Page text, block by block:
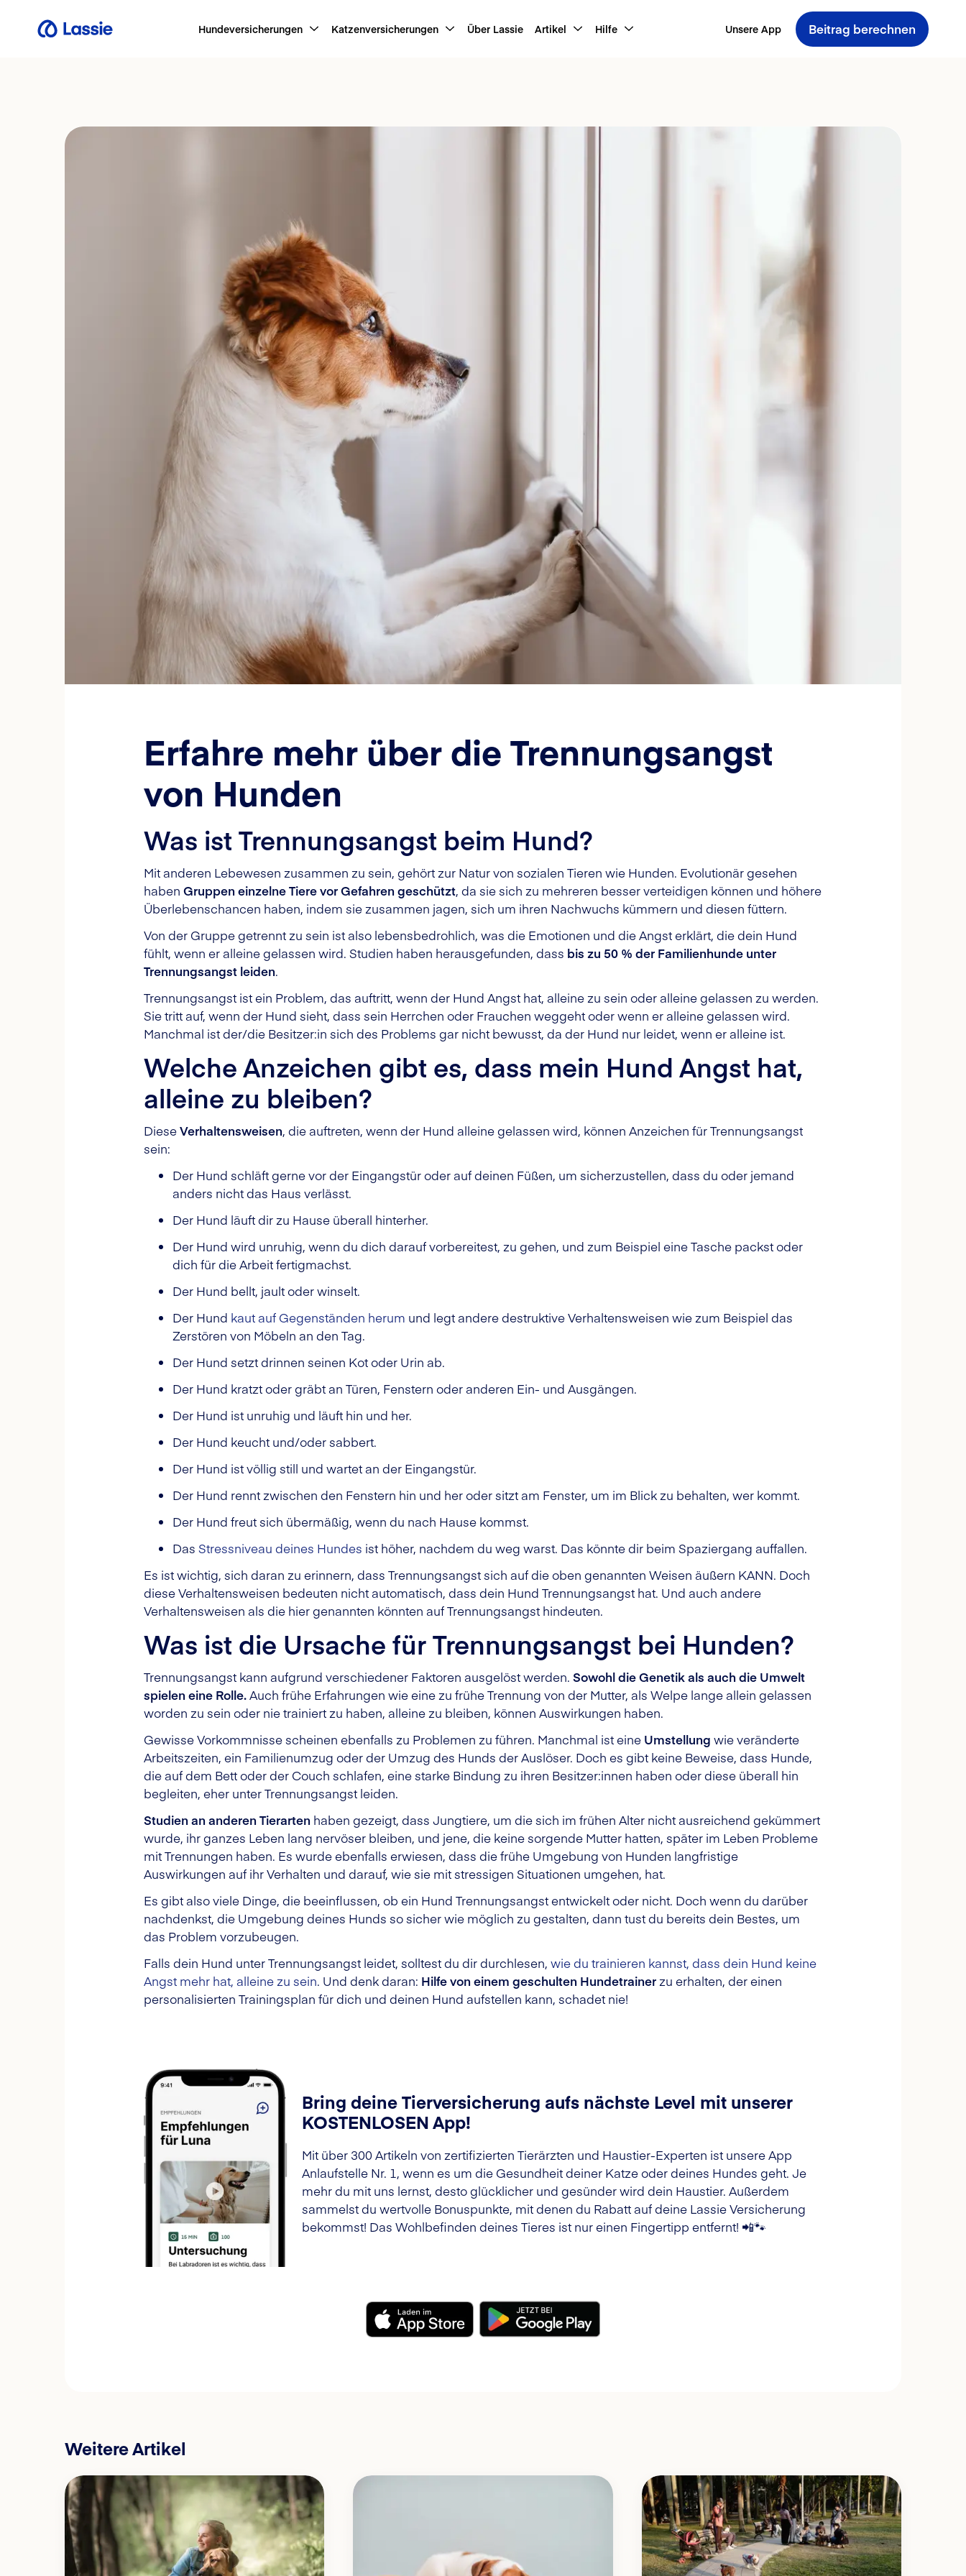
Hundeversicherungen Katzenversicherungen Über Lassie Artikel Hilfe Unsere App Beitrag berechnen
Erfahre mehr über die Trennungsangst
von Hunden
Was ist Trennungsangst beim Hund?
Mit anderen Lebewesen zusammen zu sein, gehört zur Natur von sozialen Tieren wie Hunden. Evolutionär gesehen
haben Gruppen einzelne Tiere vor Gefahren geschützt, da sie sich zu mehreren besser verteidigen können und höhere
Überlebenschancen haben, indem sie zusammen jagen, sich um ihren Nachwuchs kümmern und diesen füttern.
Von der Gruppe getrennt zu sein ist also lebensbedrohlich, was die Emotionen und die Angst erklärt, die dein Hund
fühlt, wenn er alleine gelassen wird. Studien haben herausgefunden, dass bis zu 50 % der Familienhunde unter
Trennungsangst leiden.
Trennungsangst ist ein Problem, das auftritt, wenn der Hund Angst hat, alleine zu sein oder alleine gelassen zu werden.
Sie tritt auf, wenn der Hund sieht, dass sein Herrchen oder Frauchen weggeht oder wenn er alleine gelassen wird.
Manchmal ist der/die Besitzer:in sich des Problems gar nicht bewusst, da der Hund nur leidet, wenn er alleine ist.
Welche Anzeichen gibt es, dass mein Hund Angst hat,
alleine zu bleiben?
DieseVerhaltensweisen, die auftreten, wenn der Hund alleine gelassen wird, können Anzeichen für Trennungsangst
sein:
Der Hund schläft gerne vor der Eingangstür oder auf deinen Füßen, um sicherzustellen, dass du oder jemand
anders nicht das Haus verlässt.
Der Hund läuft dir zu Hause überall hinterher.
Der Hund wird unruhig, wenn du dich darauf vorbereitest, zu gehen, und zum Beispiel eine Tasche packst oder
dich für die Arbeit fertigmachst.
Der Hund bellt, jault oder winselt.
Der Hund kaut auf Gegenständen herum und legt andere destruktive Verhaltensweisen wie zum Beispiel das
Zerstören von Möbeln an den Tag.
Der Hund setzt drinnen seinen Kot oder Urin ab.
Der Hund kratzt oder gräbt an Türen, Fenstern oder anderen Ein- und Ausgängen.
Der Hund ist unruhig und läuft hin und her.
Der Hund keucht und/oder sabbert.
Der Hund ist völlig still und wartet an der Eingangstür.
Der Hund rennt zwischen den Fenstern hin und her oder sitzt am Fenster, um im Blick zu behalten, wer kommt.
Der Hund freut sich übermäßig, wenn du nach Hause kommst.
Das Stressniveau deines Hundes ist höher, nachdem du weg warst. Das könnte dir beim Spaziergang auffallen.
Es ist wichtig, sich daran zu erinnern, dass Trennungsangst sich auf die oben genannten Weisen äußern KANN. Doch
diese Verhaltensweisen bedeuten nicht automatisch, dass dein Hund Trennungsangst hat. Und auch andere
Verhaltensweisen als die hier genannten könnten auf Trennungsangst hindeuten.
Was ist die Ursache für Trennungsangst bei Hunden?
Trennungsangst kann aufgrund verschiedener Faktoren ausgelöst werden. Sowohl die Genetik als auch die Umwelt
spielen eine Rolle.Auch frühe Erfahrungen wie eine zu frühe Trennung von der Mutter, als Welpe lange allein gelassen
worden zu sein oder nie trainiert zu haben, alleine zu bleiben, können Auswirkungen haben.
Gewisse Vorkommnisse scheinen ebenfalls zu Problemen zu führen. Manchmal ist eine Umstellung wie veränderte
Arbeitszeiten, ein Familienumzug oder der Umzug des Hunds der Auslöser. Doch es gibt keine Beweise, dass Hunde,
die auf dem Bett oder der Couch schlafen, eine starke Bindung zu ihren Besitzer:innen haben oder diese überall hin
begleiten, eher unter Trennungsangst leiden.
Studien an anderen Tierarten haben gezeigt, dass Jungtiere, um die sich im frühen Alter nicht ausreichend gekümmert
wurde, ihr ganzes Leben lang nervöser bleiben, und jene, die keine sorgende Mutter hatten, später im Leben Probleme
mit Trennungen haben. Es wurde ebenfalls erwiesen, dass die frühe Umgebung von Hunden langfristige
Auswirkungen auf ihr Verhalten und darauf, wie sie mit stressigen Situationen umgehen, hat.
Es gibt also viele Dinge, die beeinflussen, ob ein Hund Trennungsangst entwickelt oder nicht. Doch wenn du darüber
nachdenkst, die Umgebung deines Hunds so sicher wie möglich zu gestalten, dann tust du bereits dein Bestes, um
das Problem vorzubeugen.
Falls dein Hund unter Trennungsangst leidet, solltest du dir durchlesen, wie du trainieren kannst, dass dein Hund keine
Angst mehr hat, alleine zu sein. Und denk daran: Hilfe von einem geschulten Hundetrainerzu erhalten, der einen
personalisierten Trainingsplan für dich und deinen Hund aufstellen kann, schadet nie!
Bring deine Tierversicherung aufs nächste Level mit unserer
KOSTENLOSEN App!
Mit über 300 Artikeln von zertifizierten Tierärzten und Haustier-Experten ist unsere App
Anlaufstelle Nr. 1, wenn es um die Gesundheit deiner Katze oder deines Hundes geht. Je
mehr du mit uns lernst, desto glücklicher und gesünder wird dein Haustier. Außerdem
sammelst du wertvolle Bonuspunkte, mit denen du Rabatt auf deine Lassie Versicherung
bekommst! Das Wohlbefinden deines Tieres ist nur einen Fingertipp entfernt! 📲🐾
Weitere Artikel